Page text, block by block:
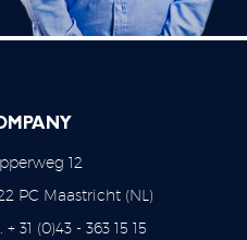
12
PC Maastricht (NL)
+ 31 (0)43 - 363 15 15